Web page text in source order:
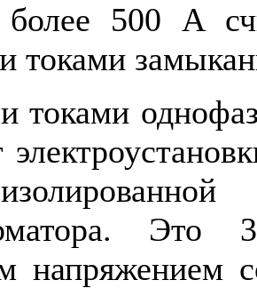
500 А
токами
токами
Это
напряжением